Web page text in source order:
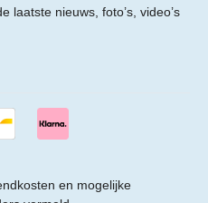
laatste nieuws, foto’s, video’s
en mogelijke